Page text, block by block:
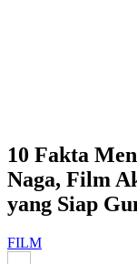
10 Fakta
Naga, Film
yang Siap
FILM